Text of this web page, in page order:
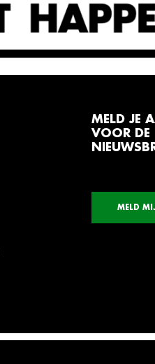
MELD JE
VOOR DE
MELD